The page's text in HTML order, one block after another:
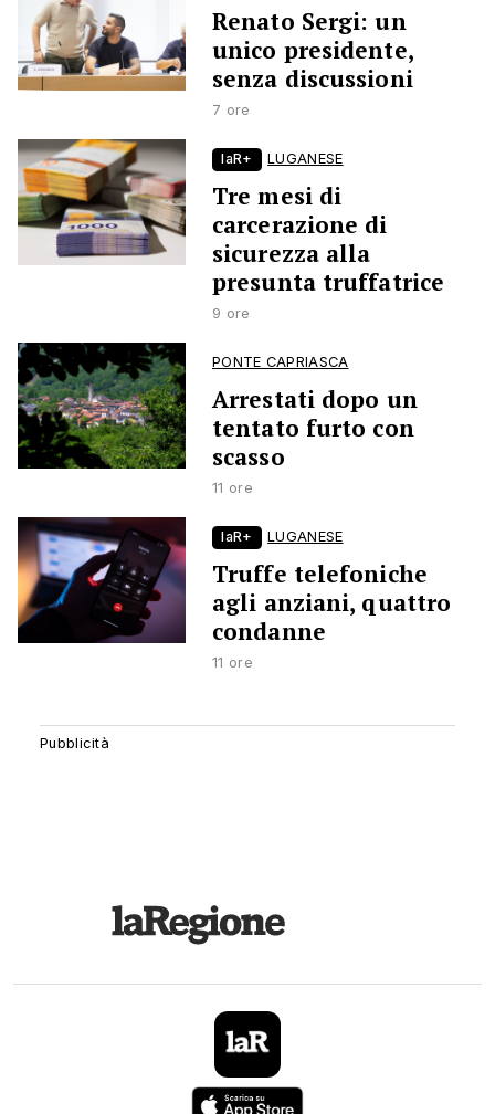
Renato Sergi: un
unico presidente,
senza discussioni
7 ore
laR+ LUGANESE
Tre mesi di
carcerazione di
sicurezza alla
presunta truffatrice
9 ore
PONTE CAPRIASCA
Arrestati dopo un
tentato furto con
scasso
11 ore
laR+ LUGANESE
Truffe telefoniche
agli anziani, quattro
condanne
11 ore